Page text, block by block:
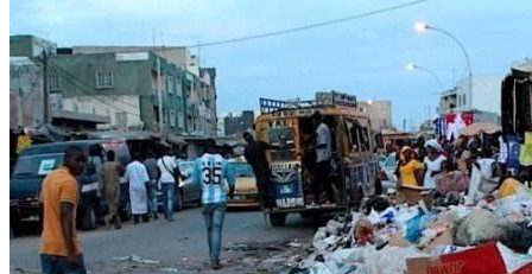
Facebook
Twitter
L’association
Nos partenaires
LE DÉBAT
Débat – Entrepreneuriat en Afrique de l’Ouest